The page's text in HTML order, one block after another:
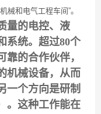
械和电气工程车间”。
量的电控、液
系统。超过80个
靠的合作伙伴，
机械设备，从而
一个方向是研制
。这种工作能在